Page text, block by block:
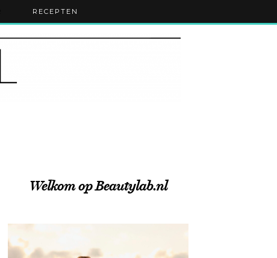
RECEPTEN
Welkom op Beautylab.nl